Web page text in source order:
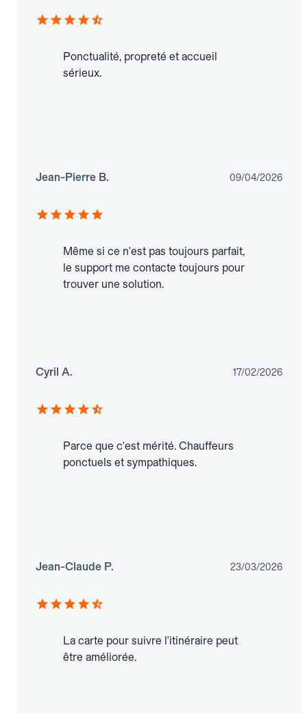
Ponctualité, propreté et accueil
sérieux.
Jean-Pierre B. 09/04/2026
Même si ce n'est pas toujours parfait,
le support me contacte toujours pour
trouver une solution.
Cyril A. 17/02/2026
Parce que c'est mérité. Chauffeurs
ponctuels et sympathiques.
Jean-Claude P. 23/03/2026
La carte pour suivre l'itinéraire peut
être améliorée.